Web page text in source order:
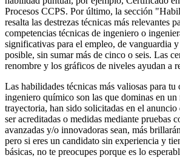
Procesos CCPS. Por último, la sección
resalta las destrezas técnicas más relevantes
competencias técnicas de ingeniero o
significativas para el empleo, de vanguardia
posible, sin sumar más de cinco o seis. Las
renombre y los gráficos de niveles ayudan a
Las habilidades técnicas más valiosas para
ingeniero químico son las que dominas en un
trayectoria, han sido solicitadas en el anuncio
ser acreditadas o medidas mediante pruebas
avanzadas y/o innovadoras sean, más
pero si eres un candidato sin experiencia y
básicas, no te preocupes porque es lo